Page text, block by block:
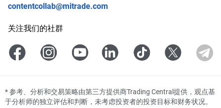
contentcollab@mitrade.com
关注我们的社群
*参考、分析和交易策略由第三方提供商Trading Central提供，观点基
于分析师的独立评估和判断，未考虑投资者的投资目标和财务状况。